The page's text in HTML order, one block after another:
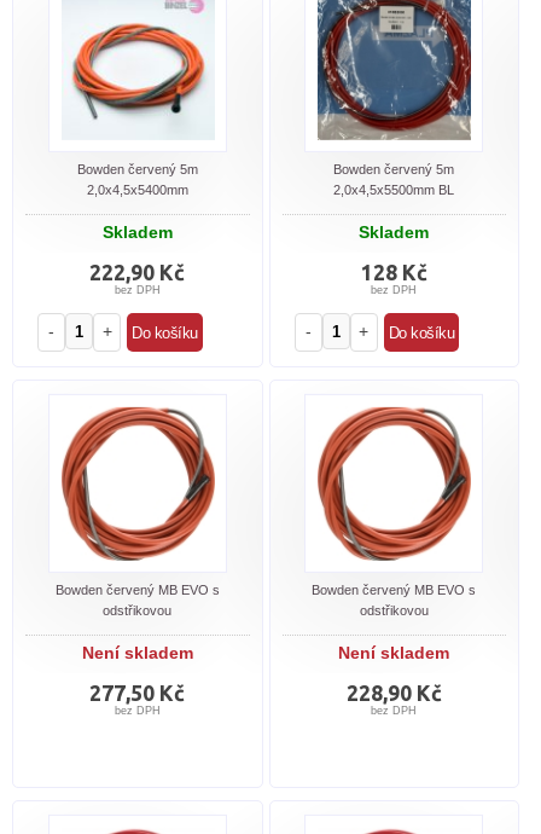
Bowden červený 5m
2,0x4,5x5400mm
Skladem
222,90 Kč
bez DPH
- +
Bowden červený 5m
2,0x4,5x5500mm BL
Skladem
128 Kč
bez DPH
- +
Bowden červený MB EVO s
odstřikovou
Není skladem
277,50 Kč
bez DPH
Bowden červený MB EVO s
odstřikovou
Není skladem
228,90 Kč
bez DPH